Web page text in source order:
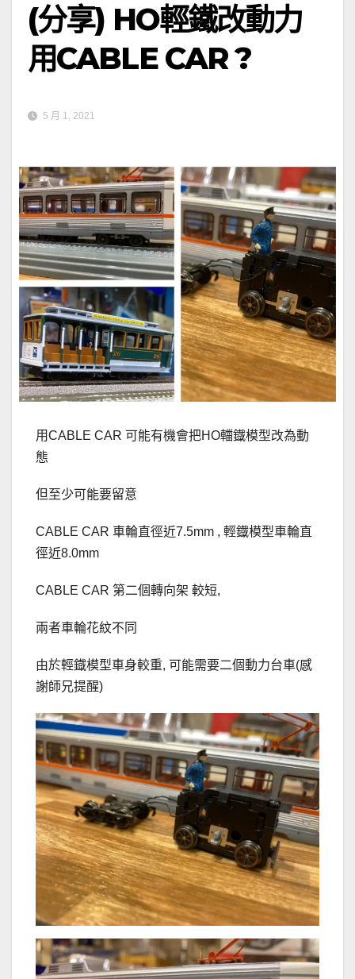
(分享) HO輕鐵改動力
用CABLE CAR ?
5 月 1, 2021
用CABLE CAR 可能有機會把HO輺鐡模型改為動
態
但至少可能要留意
CABLE CAR 車輪直徑近7.5mm , 輕鐡模型車輪直
徑近8.0mm
CABLE CAR 第二個轉向架 較短,
兩者車輪花紋不同
由於輕鐡模型車身較重, 可能需要二個動力台車(感
謝師兄提醒)